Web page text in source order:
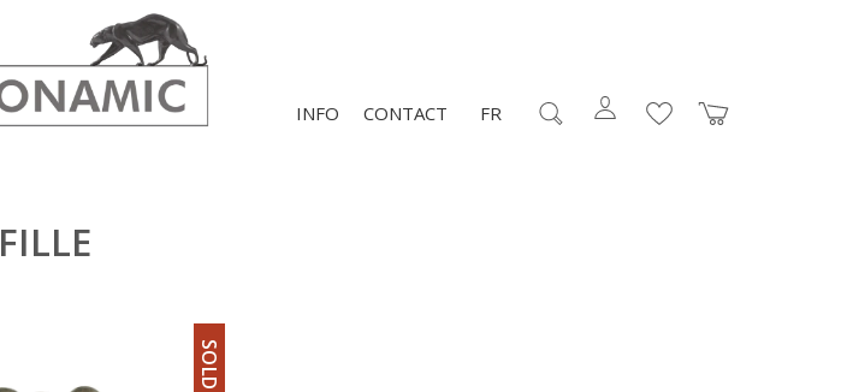
CONTACT
INFO FR
FILLE
SOLD